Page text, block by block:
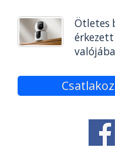
Ötletes